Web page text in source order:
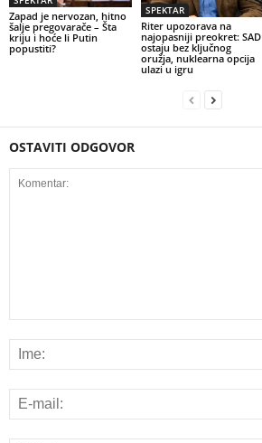
Zapad je nervozan, hitno
šalje pregovarače – Šta
kriju i hoće li Putin
popustiti?
SPEKTAR
Riter upozorava na
najopasniji preokret: SAD
ostaju bez ključnog
oružja, nuklearna opcija
ulazi u igru
OSTAVITI ODGOVOR